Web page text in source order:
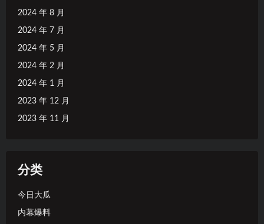
2024 年 8 月
2024 年 7 月
2024 年 5 月
2024 年 2 月
2024 年 1 月
2023 年 12 月
2023 年 11 月
分类
今日大瓜
内幕爆料